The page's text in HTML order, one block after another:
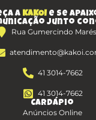
a KAKOI e se
junto
Rua Gumercindo
41 3014-7662
41 3014-7662
Cardápio
Anúncios Online